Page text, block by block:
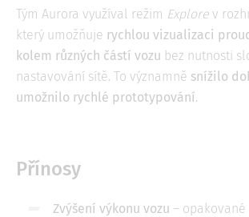
Tým Aurora využíval režim Explore v
který umožňuje rychlou vizualizaci
kolem různých částí vozu bez nutnosti
nastavování sítě. To významně snížilo
umožnilo rychlé prototypování.
Přínosy
Zvýšení výkonu vozu – opakované